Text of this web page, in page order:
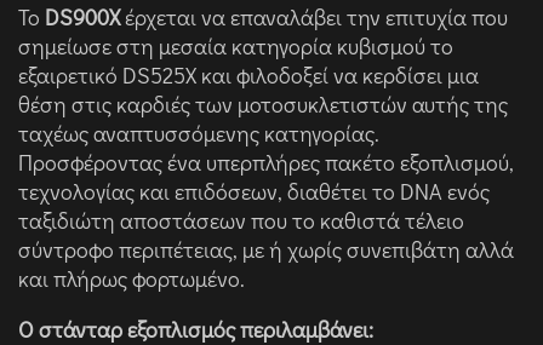
Το DS900Xέρχεται να επαναλάβει την επιτυχία που
σημείωσε στη μεσαία κατηγορία κυβισμού το
εξαιρετικό DS525X και φιλοδοξεί να κερδίσει μια
θέση στις καρδιές των μοτοσυκλετιστών αυτής της
ταχέως αναπτυσσόμενης κατηγορίας.
Προσφέροντας ένα υπερπλήρες πακέτο εξοπλισμού,
τεχνολογίας και επιδόσεων, διαθέτει το DNA ενός
ταξιδιώτη αποστάσεων που το καθιστά τέλειο
σύντροφο περιπέτειας, με ή χωρίς συνεπιβάτη αλλά
και πλήρως φορτωμένο.
Ο στάνταρ εξοπλισμός περιλαμβάνει: